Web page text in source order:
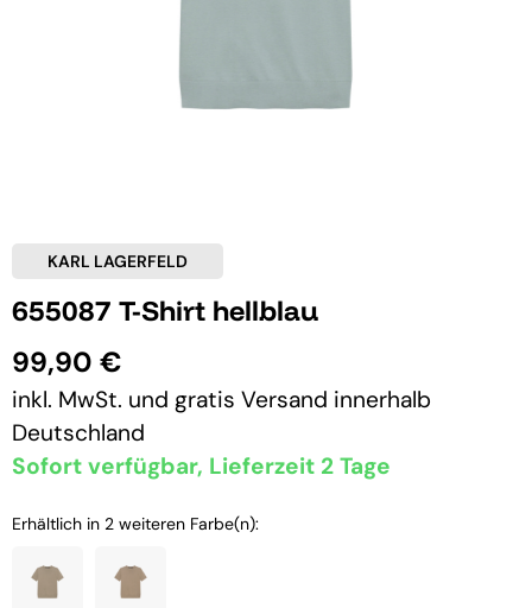
KARL LAGERFELD
655087 T-Shirt hellblau
99,90 €
inkl. MwSt. und gratis Versand innerhalb
Deutschland
Sofort verfügbar, Lieferzeit 2 Tage
Erhältlich in 2 weiteren Farbe(n):